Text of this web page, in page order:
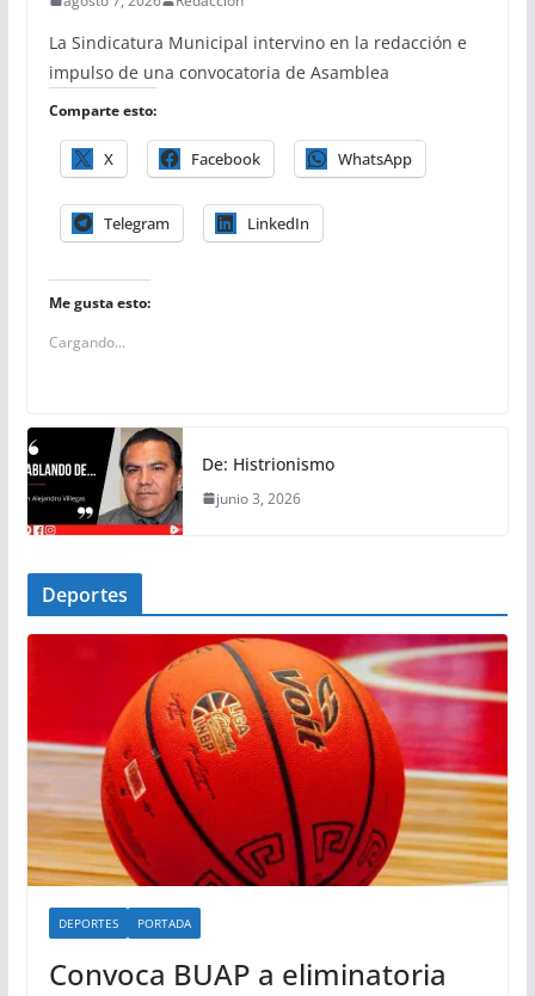
La Sindicatura Municipal intervino en la redacción e
impulso de una convocatoria de Asamblea
Comparte esto:
X Facebook WhatsApp
Telegram LinkedIn
Me gusta esto:
Cargando...
De: Histrionismo
junio 3, 2026
Deportes
DEPORTES PORTADA
Convoca BUAP a eliminatoria